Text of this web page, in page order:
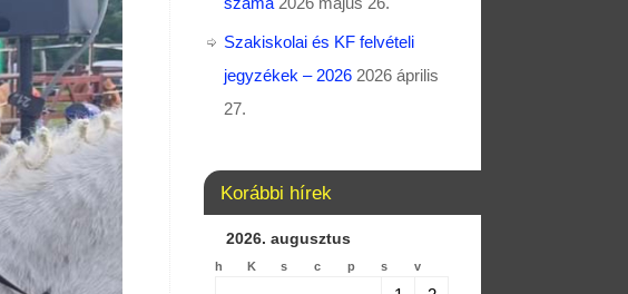
Szakiskolai és KF felvételi
jegyzékek – 2026 2026 április
27.
Korábbi hírek
2026. augusztus
h K s c p s v